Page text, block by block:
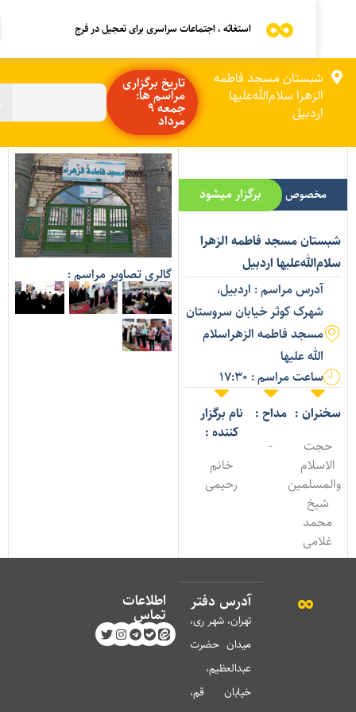
استغاثه ، اجتماعات سراسری برای تعجیل در فرج
شبستان مسجد فاطمه
الزهرا سلام‌الله‌علیها
اردبیل
تاریخ برگزاری
مراسم ها:
جمعه 9
مرداد
مخصوص بانوانبرگزار میشود
مسجد فاطمه الزهرا
اردبیل
آدرس مراسم : اردبیل،
شهرک کوثر خیابان سروستان
مسجد فاطمه الزهراسلام
الله علیها
ساعت مراسم : 17:30
:
حجت
الاسلام
شیخ
محمد
غلامی
مداح : نام برگزار
کننده :
خانم
رحیمی
گالری تصاویر مراسم :
آدرس دفتر
تهران، شهر ری،
میدان حضرت
عبدالعظیم،
خیابان قم،
اطلاعات
تماس